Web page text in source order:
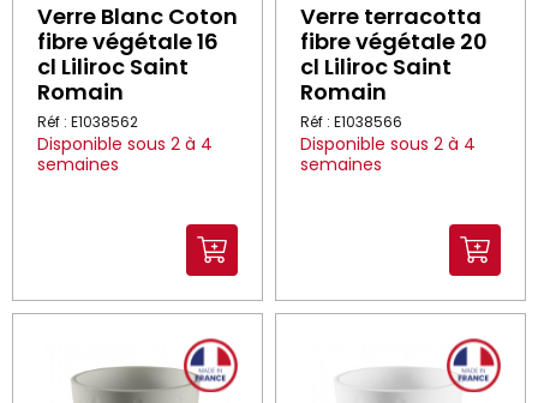
Verre Blanc Coton
fibre végétale 16
cl Liliroc Saint
Romain
Réf : E1038562
Disponible sous 2 à 4
semaines
Verre terracotta
fibre végétale 20
cl Liliroc Saint
Romain
Réf : E1038566
Disponible sous 2 à 4
semaines